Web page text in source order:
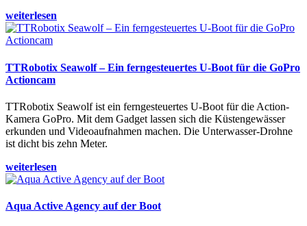
weiterlesen
TTRobotix Seawolf – Ein ferngesteuertes U-Boot für die GoPro
Actioncam
TTRobotix Seawolf ist ein ferngesteuertes U-Boot für die Action-
Kamera GoPro. Mit dem Gadget lassen sich die Küstengewässer
erkunden und Videoaufnahmen machen. Die Unterwasser-Drohne
ist dicht bis zehn Meter.
weiterlesen
Aqua Active Agency auf der Boot